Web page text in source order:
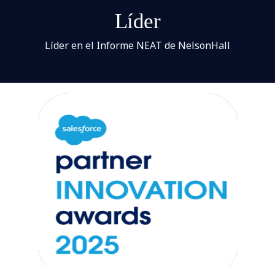
Líder
Líder en el Informe NEAT de NelsonHall